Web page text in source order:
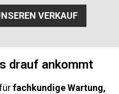
VERKAUF
drauf ankommt
fachkundige Wartung,